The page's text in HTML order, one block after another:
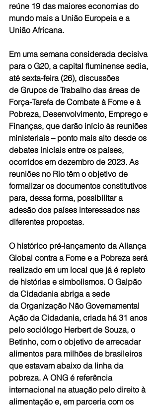
reúne 19 das maiores economias do
mundo mais a União Europeia e a
União Africana.
Em uma semana considerada decisiva
para o G20, a capital fluminense sedia,
até sexta-feira (26), discussões
de Grupos de Trabalho das áreas de
Força-Tarefa de Combate à Fome e à
Pobreza, Desenvolvimento, Emprego e
Finanças, que darão início às reuniões
ministeriais – ponto mais alto desde os
debates iniciais entre os países,
ocorridos em dezembro de 2023. As
reuniões no Rio têm o objetivo de
formalizar os documentos constitutivos
para, dessa forma, possibilitar a
adesão dos países interessados nas
diferentes propostas.
O histórico pré-lançamento da Aliança
Global contra a Fome e a Pobreza será
realizado em um local que já é repleto
de histórias e simbolismos. O Galpão
da Cidadania abriga a sede
da Organização Não Governamental
Ação da Cidadania, criada há 31 anos
pelo sociólogo Herbert de Souza, o
Betinho, com o objetivo de arrecadar
alimentos para milhões de brasileiros
que estavam abaixo da linha da
pobreza. A ONG é referência
internacional na atuação pelo direito à
alimentação e, em parceria com os